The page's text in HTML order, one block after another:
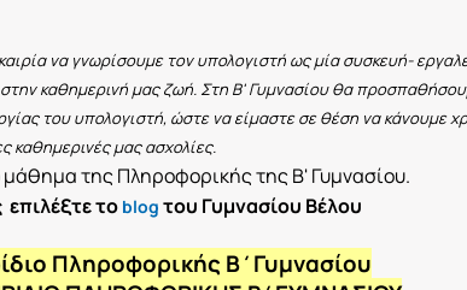
να γνωρίσουμε τον υπολογιστή ως μία συσκευή-
καθημερινή μας ζωή. Στη Β' Γυμνασίου θα
του υπολογιστή, ώστε να είμαστε σε θέση να κάνουμε
καθημερινές μας ασχολίες.
της Πληροφορικής της Β' Γυμνασίου.
το blog του Γυμνασίου Βέλου
Πληροφορικής Β΄Γυμνασίου